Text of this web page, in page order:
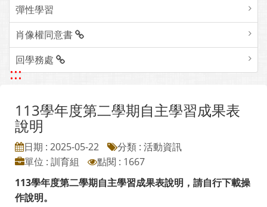
彈性學習
肖像權同意書
回學務處
:::
113學年度第二學期自主學習成果表
說明
日期 : 2025-05-22
分類 : 活動資訊
單位 : 訓育組
點閱 : 1667
113學年度第二學期自主學習成果表說明，請自行下載操
作說明。